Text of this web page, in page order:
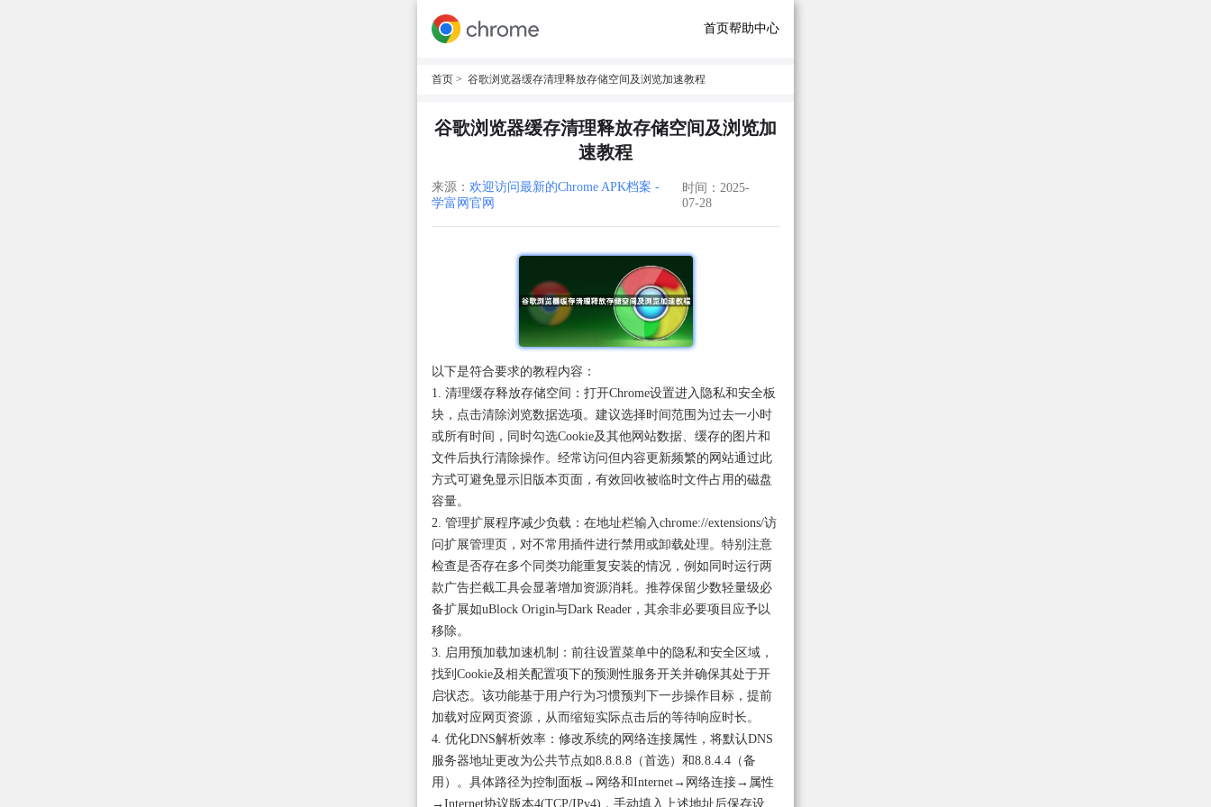
首页帮助中心
首页 > 谷歌浏览器缓存清理释放存储空间及浏览加速教程
谷歌浏览器缓存清理释放存储空间及浏览加
速教程
来源： 欢迎访问最新的Chrome APK档案 -
学富网官网
时间：2025-
07-28
以下是符合要求的教程内容：
1. 清理缓存释放存储空间：打开Chrome设置进入隐私和安全板
块，点击清除浏览数据选项。建议选择时间范围为过去一小时
或所有时间，同时勾选Cookie及其他网站数据、缓存的图片和
文件后执行清除操作。经常访问但内容更新频繁的网站通过此
方式可避免显示旧版本页面，有效回收被临时文件占用的磁盘
容量。
2. 管理扩展程序减少负载：在地址栏输入chrome://extensions/访
问扩展管理页，对不常用插件进行禁用或卸载处理。特别注意
检查是否存在多个同类功能重复安装的情况，例如同时运行两
款广告拦截工具会显著增加资源消耗。推荐保留少数轻量级必
备扩展如uBlock Origin与Dark Reader，其余非必要项目应予以
移除。
3. 启用预加载加速机制：前往设置菜单中的隐私和安全区域，
找到Cookie及相关配置项下的预测性服务开关并确保其处于开
启状态。该功能基于用户行为习惯预判下一步操作目标，提前
加载对应网页资源，从而缩短实际点击后的等待响应时长。
4. 优化DNS解析效率：修改系统的网络连接属性，将默认DNS
服务器地址更改为公共节点如8.8.8.8（首选）和8.8.4.4（备
用）。具体路径为控制面板→网络和Internet→网络连接→属性
→Internet协议版本4(TCP/IPv4)，手动填入上述地址后保存设